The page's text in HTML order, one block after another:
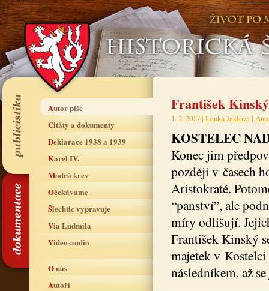
Autor píše
Citáty a dokumenty
Deklarace 1938 a 1939
Karel IV.
Modrá krev
Očekáváme
Šlechtic vypravuje
Via Ludmila
Video-audio
O nás
Autoři
František
1. 2. 2017 | Lenka Jaklová|
KOSTELEC
Konec jim
později v časech
Aristokraté.
“panství”, ale
míry odlišují.
František Kinský
majetek v Kostelci
následníkem, až